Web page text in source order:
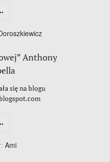
Anthony
się na blogu
Ami